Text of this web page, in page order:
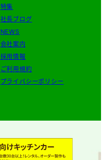
特集
社長ブログ
NEWS
会社案内
採用情報
ご利用規約
プライバシーポリシー